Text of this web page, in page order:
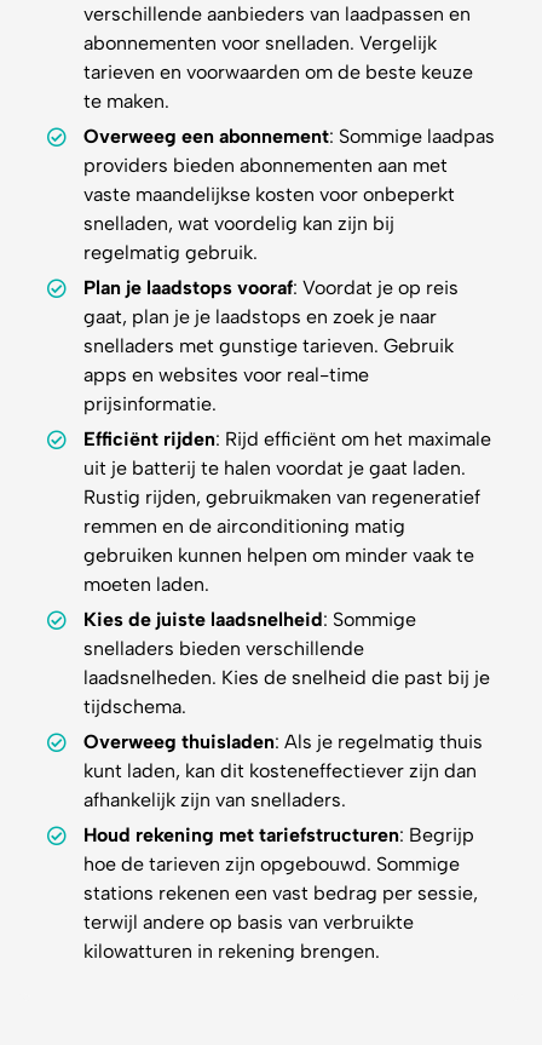
verschillende aanbieders van laadpassen en
abonnementen voor snelladen. Vergelijk
tarieven en voorwaarden om de beste keuze
te maken.
Overweeg een abonnement: Sommige laadpas
providers bieden abonnementen aan met
vaste maandelijkse kosten voor onbeperkt
snelladen, wat voordelig kan zijn bij
regelmatig gebruik.
Plan je laadstops vooraf: Voordat je op reis
gaat, plan je je laadstops en zoek je naar
snelladers met gunstige tarieven. Gebruik
apps en websites voor real-time
prijsinformatie.
Efficiënt rijden: Rijd efficiënt om het maximale
uit je batterij te halen voordat je gaat laden.
Rustig rijden, gebruikmaken van regeneratief
remmen en de airconditioning matig
gebruiken kunnen helpen om minder vaak te
moeten laden.
Kies de juiste laadsnelheid: Sommige
snelladers bieden verschillende
laadsnelheden. Kies de snelheid die past bij je
tijdschema.
Overweeg thuisladen: Als je regelmatig thuis
kunt laden, kan dit kosteneffectiever zijn dan
afhankelijk zijn van snelladers.
Houd rekening met tariefstructuren: Begrijp
hoe de tarieven zijn opgebouwd. Sommige
stations rekenen een vast bedrag per sessie,
terwijl andere op basis van verbruikte
kilowatturen in rekening brengen.